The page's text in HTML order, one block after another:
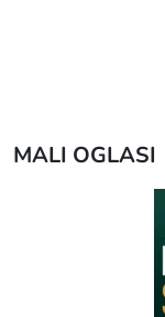
MALI OGLASI